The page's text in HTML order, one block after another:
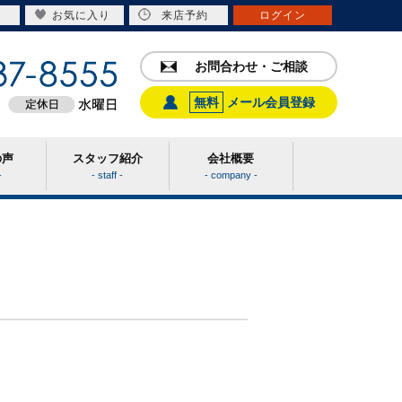
お気に入り 来店予約 ログイン
お問合わせ・ご相談
無料 メール会員登録
スタッフ紹介
- staff -
会社概要
- company -